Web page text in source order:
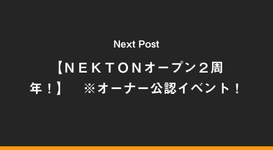
Next Post
【ＮＥＫＴＯＮオープン２周
年！】 ※オーナー公認イベント！